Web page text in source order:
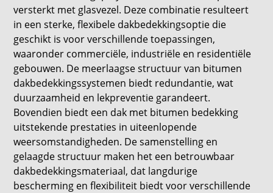
versterkt met glasvezel. Deze combinatie resulteert
in een sterke, flexibele dakbedekkingsoptie die
geschikt is voor verschillende toepassingen,
waaronder commerciële, industriële en residentiële
gebouwen. De meerlaagse structuur van bitumen
dakbedekkingssystemen biedt redundantie, wat
duurzaamheid en lekpreventie garandeert.
Bovendien biedt een dak met bitumen bedekking
uitstekende prestaties in uiteenlopende
weersomstandigheden. De samenstelling en
gelaagde structuur maken het een betrouwbaar
dakbedekkingsmateriaal, dat langdurige
bescherming en flexibiliteit biedt voor verschillende